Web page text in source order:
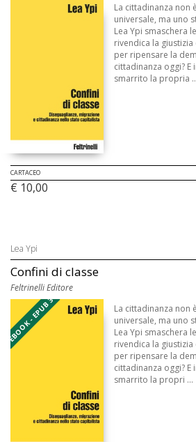
La cittadinanza non
universale, ma uno
Lea Ypi smaschera
rivendica la
per ripensare la
cittadinanza oggi?
smarrito la propria
CARTACEO
€ 10,00
Lea Ypi
Confini di classe
Feltrinelli Editore
EBOOK - EPUB 3
La cittadinanza non
universale, ma uno
Lea Ypi smaschera
rivendica la
per ripensare la
cittadinanza oggi?
smarrito la propri ...